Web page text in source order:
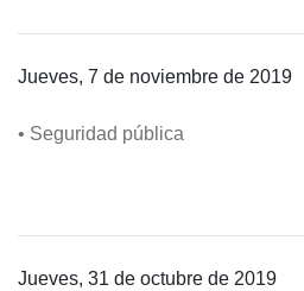
Jueves, 7 de noviembre de 2019
• Seguridad pública
Jueves, 31 de octubre de 2019